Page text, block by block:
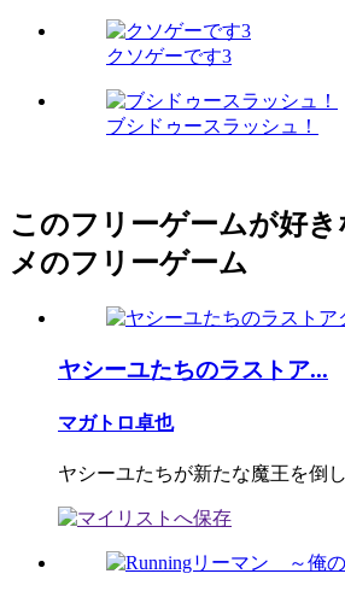
クソゲーです3
ブシドゥースラッシュ！
このフリーゲームが好
メのフリーゲーム
ヤシーユたちのラストア...
マガトロ卓也
ヤシーユたちが新たな魔王を倒